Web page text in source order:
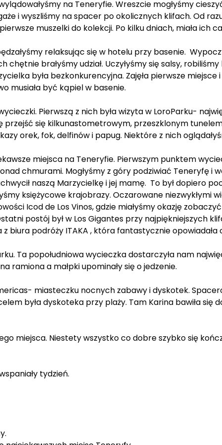
na Teneryfie. Wreszcie mogłyśmy
i wyszliśmy na spacer po okolicznych klifach. Od
muszelki do kolekcji. Po kilku dniach, miała ich
relaksując się w hotelu przy basenie.
brałyśmy udział. Uczyłyśmy się salsy,
była bezkonkurencyjna. Zajęła pierwsze
musiała być kąpiel w basenie.
Pierwszą z nich była wizyta w LoroParku-
się kilkunastometrowym, przeszklonym
orek, fok, delfinów i papug. Niektóre z nich
miejsca na Teneryfie. Pierwszym punktem
chmurami. Mogłyśmy z góry podziwiać Teneryfę i
naszą Marzycielkę i jej mamę. To był dopiero
księżycowe krajobrazy. Oczarowane niezwykłymi
Icod de Los Vinos, gdzie miałyśmy okazję
postój był w Los Gigantes przy najpiękniejszych
biura podróży ITAKA , która fantastycznie opowiadała
Ta popołudniowa wycieczka dostarczyła nam
ramiona a małpki upominały się o jedzenie.
miasteczku nocnych zabawy i dyskotek.
była dyskoteka przy plaży. Tam Karina bawiła się
miejsca. Niestety wszystko co dobre szybko się
tydzień.